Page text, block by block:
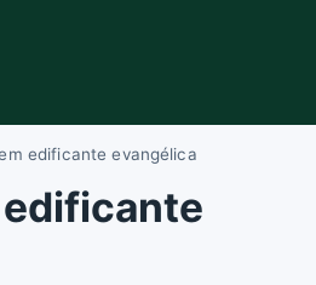
edificante evangélica